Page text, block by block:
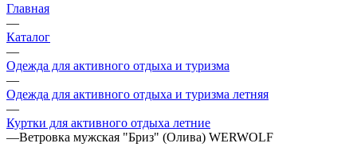
Главная
—
Каталог
—
Одежда для активного отдыха и туризма
—
Одежда для активного отдыха и туризма летняя
—
Куртки для активного отдыха летние
—Ветровка мужская "Бриз" (Олива) WERWOLF